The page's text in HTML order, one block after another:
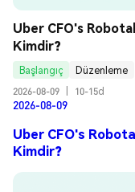
Uber CFO's
Kimdir?
Başlangıç
Düzenleme
2026-08-09
10-15d
2026-08-09
Uber CFO's
Kimdir?